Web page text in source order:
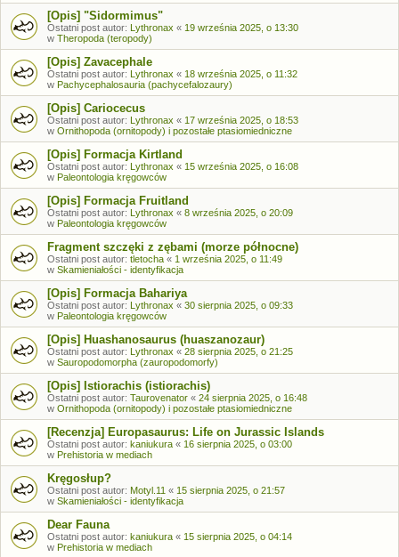
[Opis] "Sidormimus"
Ostatni post autor: Lythronax « 19 września 2025, o 13:30
w Theropoda (teropody)
[Opis] Zavacephale
Ostatni post autor: Lythronax « 18 września 2025, o 11:32
w Pachycephalosauria (pachycefalozaury)
[Opis] Cariocecus
Ostatni post autor: Lythronax « 17 września 2025, o 18:53
w Ornithopoda (ornitopody) i pozostałe ptasiomiedniczne
[Opis] Formacja Kirtland
Ostatni post autor: Lythronax « 15 września 2025, o 16:08
w Paleontologia kręgowców
[Opis] Formacja Fruitland
Ostatni post autor: Lythronax « 8 września 2025, o 20:09
w Paleontologia kręgowców
Fragment szczęki z zębami (morze północne)
Ostatni post autor: tletocha « 1 września 2025, o 11:49
w Skamieniałości - identyfikacja
[Opis] Formacja Bahariya
Ostatni post autor: Lythronax « 30 sierpnia 2025, o 09:33
w Paleontologia kręgowców
[Opis] Huashanosaurus (huaszanozaur)
Ostatni post autor: Lythronax « 28 sierpnia 2025, o 21:25
w Sauropodomorpha (zauropodomorfy)
[Opis] Istiorachis (istiorachis)
Ostatni post autor: Taurovenator « 24 sierpnia 2025, o 16:48
w Ornithopoda (ornitopody) i pozostałe ptasiomiedniczne
[Recenzja] Europasaurus: Life on Jurassic Islands
Ostatni post autor: kaniukura « 16 sierpnia 2025, o 03:00
w Prehistoria w mediach
Kręgosłup?
Ostatni post autor: Motyl.11 « 15 sierpnia 2025, o 21:57
w Skamieniałości - identyfikacja
Dear Fauna
Ostatni post autor: kaniukura « 15 sierpnia 2025, o 04:14
w Prehistoria w mediach